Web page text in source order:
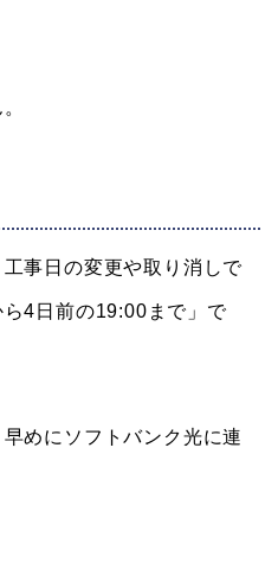
事日の変更や取り消しで
4日前の19:00まで」で
めにソフトバンク光に連